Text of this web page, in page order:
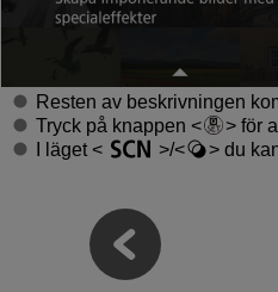
Resten av beskrivningen
Tryck på knappen
för
I läget
/ du